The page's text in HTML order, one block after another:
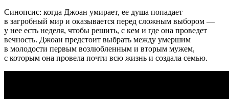
Синопсис: когда Джоан умирает, ее душа попадает
в загробный мир и оказывается перед сложным выбором —
у нее есть неделя, чтобы решить, с кем и где она проведет
вечность. Джоан предстоит выбрать между умершим
в молодости первым возлюбленным и вторым мужем,
с которым она провела почти всю жизнь и создала семью.